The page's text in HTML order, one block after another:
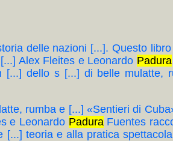
delle nazioni [...]. Questo
Alex Fleites e Leonardo Padura
dello s [...] di belle mulatte,
rumba e [...] «Sentieri di
e Leonardo PaduraFuentes
teoria e alla pratica